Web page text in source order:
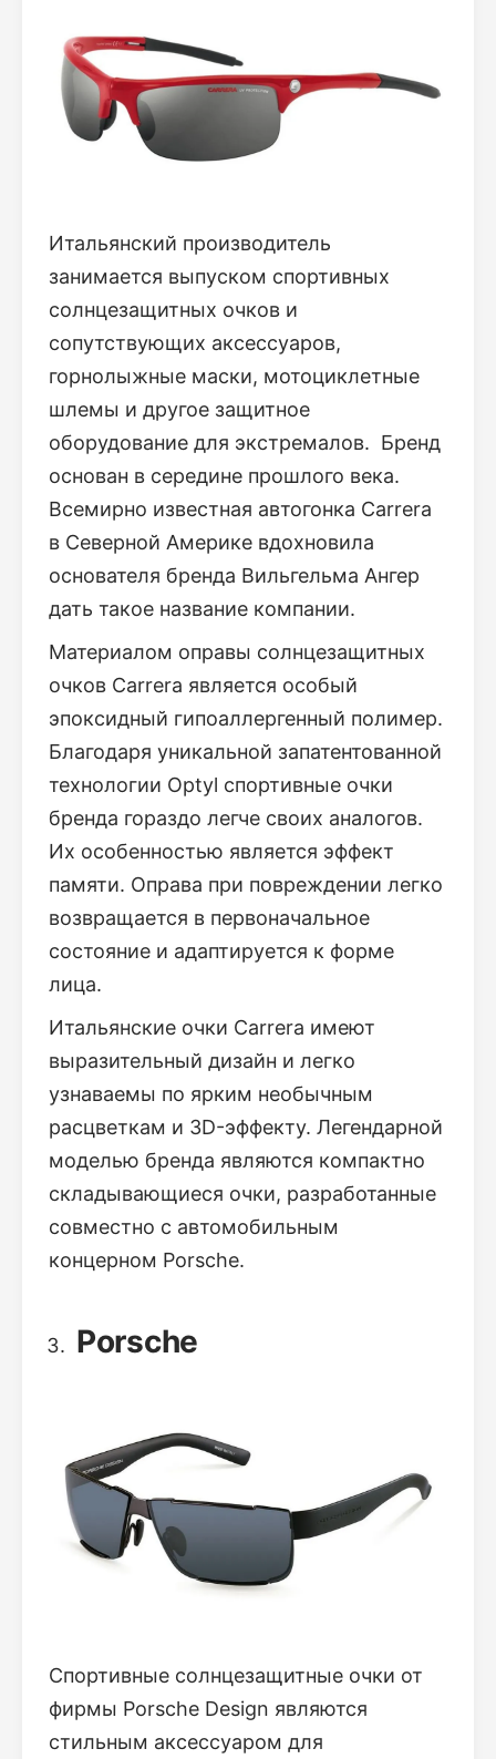
Итальянский производитель
занимается выпуском спортивных
солнцезащитных очков и
сопутствующих аксессуаров,
горнолыжные маски, мотоциклетные
шлемы и другое защитное
оборудование для экстремалов. Бренд
основан в середине прошлого века.
Всемирно известная автогонка Carrera
в Северной Америке вдохновила
основателя бренда Вильгельма Ангер
дать такое название компании.
Материалом оправы солнцезащитных
очков Carrera является особый
эпоксидный гипоаллергенный полимер.
Благодаря уникальной запатентованной
технологии Optyl спортивные очки
бренда гораздо легче своих аналогов.
Их особенностью является эффект
памяти. Оправа при повреждении легко
возвращается в первоначальное
состояние и адаптируется к форме
лица.
Итальянские очки Carrera имеют
выразительный дизайн и легко
узнаваемы по ярким необычным
расцветкам и 3D-эффекту. Легендарной
моделью бренда являются компактно
складывающиеся очки, разработанные
совместно с автомобильным
концерном Porsche.
Porsche
Спортивные солнцезащитные очки от
фирмы Porsche Design являются
стильным аксессуаром для